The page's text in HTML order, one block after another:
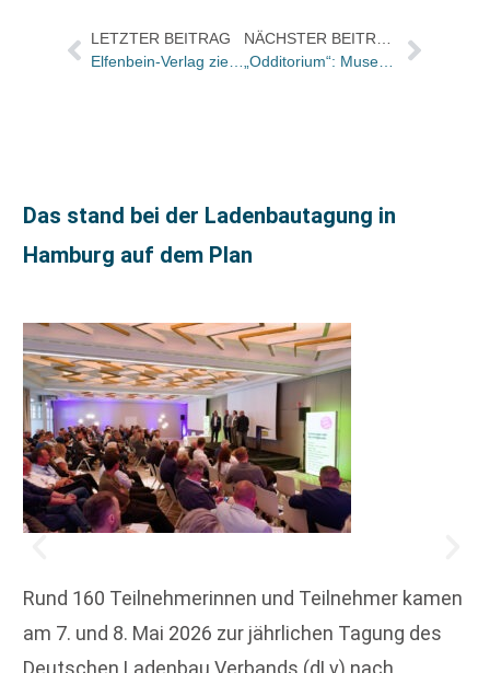
LETZTER BEITRAG
Elfenbein-Verlag zieht um
NÄCHSTER BEITRAG
„Odditorium“: Museum für Kuriositäten in New York eröffnet
Das stand bei der Ladenbautagung in
Hamburg auf dem Plan
Rund 160 Teilnehmerinnen und Teilnehmer kamen
am 7. und 8. Mai 2026 zur jährlichen Tagung des
Deutschen Ladenbau Verbands (dLv) nach